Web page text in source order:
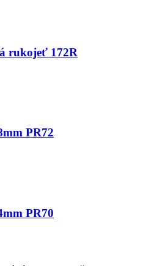
rukojeť 172R
PR72
PR70